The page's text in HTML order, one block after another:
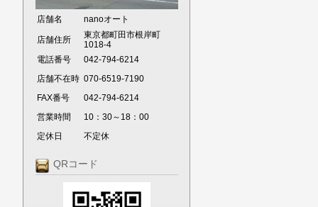
店舗名 nanoオート
店舗住所
東京都町田市根岸町
1018-4
電話番号
042-794-6214
店舗不在時 070-6519-7190
FAX番号
042-794-6214
営業時間
10：30～18：00
定休日
不定休
QRコード